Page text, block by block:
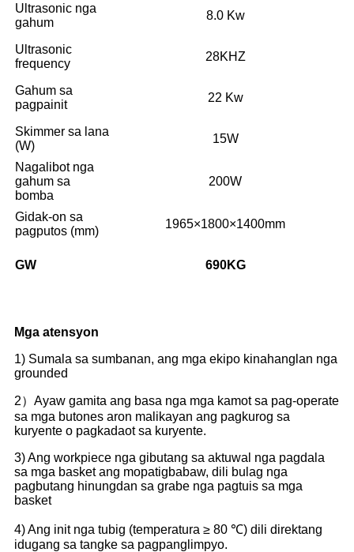
Ultrasonic nga
gahum
8.0 Kw
Ultrasonic
frequency
28KHZ
Gahum sa
pagpainit
22 Kw
Skimmer sa lana
(W)
15W
Nagalibot nga
gahum sa
bomba
200W
Gidak-on sa
pagputos (mm)
1965×1800×1400mm
GW 690KG
Mga atensyon
1) Sumala sa sumbanan, ang mga ekipo kinahanglan nga
grounded
2）Ayaw gamita ang basa nga mga kamot sa pag-operate
sa mga butones aron malikayan ang pagkurog sa
kuryente o pagkadaot sa kuryente.
3) Ang workpiece nga gibutang sa aktuwal nga pagdala
sa mga basket ang mopatigbabaw, dili bulag nga
pagbutang hinungdan sa grabe nga pagtuis sa mga
basket
4) Ang init nga tubig (temperatura ≥ 80 ℃) dili direktang
idugang sa tangke sa pagpanglimpyo.